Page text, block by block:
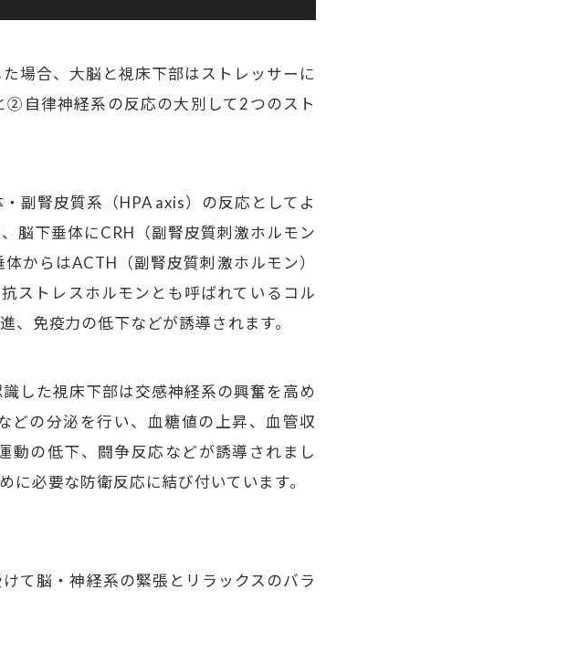
場合、大脳と視床下部はストレッサーに
自律神経系の反応の大別して2つのスト
副腎皮質系（HPA axis）の反応としてよ
脳下垂体にCRH（副腎皮質刺激ホルモン
からはACTH（副腎皮質刺激ホルモン）
ストレスホルモンとも呼ばれているコル
、免疫力の低下などが誘導されます。
した視床下部は交感神経系の興奮を高め
どの分泌を行い、血糖値の上昇、血管収
動の低下、闘争反応などが誘導されまし
必要な防衛反応に結び付いています。
て脳・神経系の緊張とリラックスのバラ